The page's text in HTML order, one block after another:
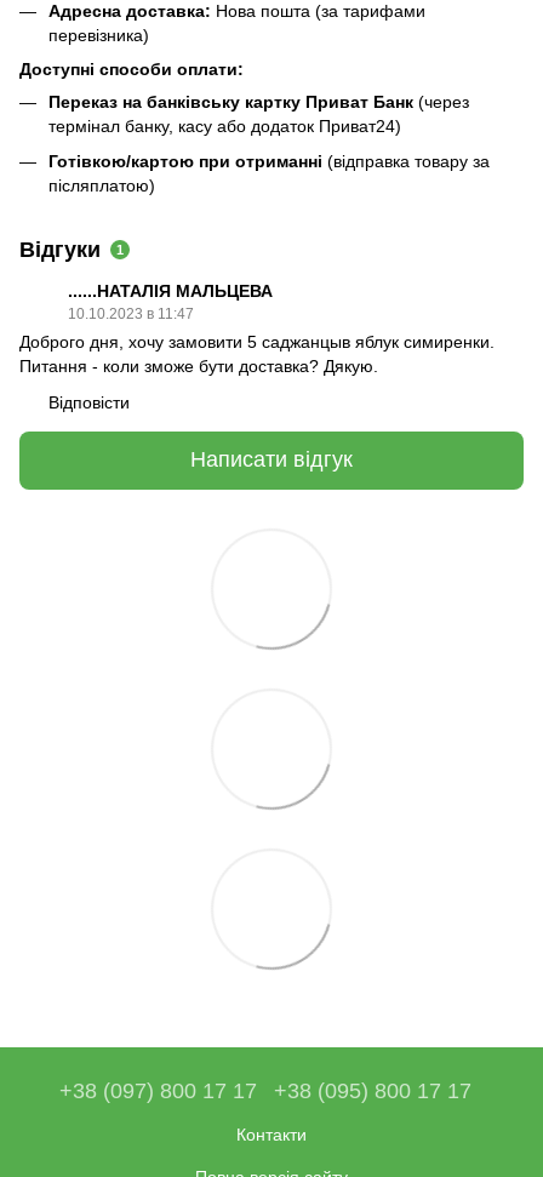
Адресна доставка: Нова пошта (за тарифами
перевізника)
Доступні способи оплати:
Переказ на банківську картку Приват Банк (через
термінал банку, касу або додаток Приват24)
Готівкою/картою при отриманні (відправка товару за
післяплатою)
Відгуки 1
......НАТАЛІЯ МАЛЬЦЕВА
10.10.2023 в 11:47
Доброго дня, хочу замовити 5 саджанцыв яблук симиренки.
Питання - коли зможе бути доставка? Дякую.
Відповісти
Написати відгук
+38 (097) 800 17 17 +38 (095) 800 17 17
Контакти